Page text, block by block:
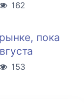
162
пока
153